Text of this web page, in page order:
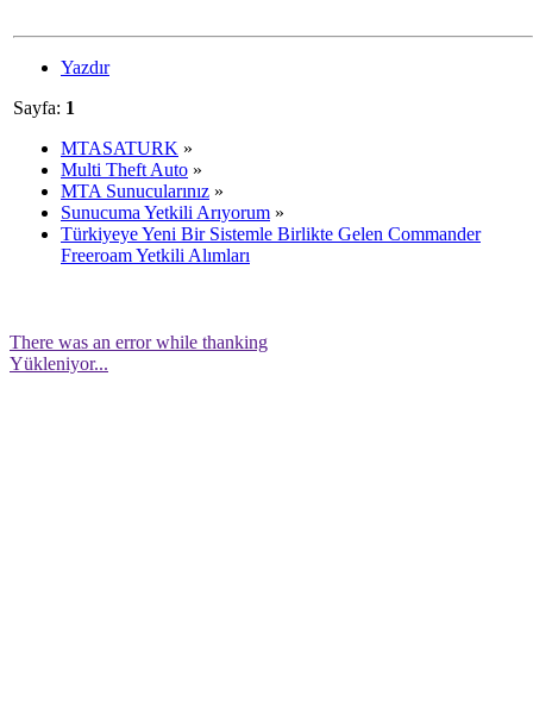
Yazdır
Sayfa: 1
MTASATURK »
Multi Theft Auto »
MTA Sunucularınız »
Sunucuma Yetkili Arıyorum »
Türkiyeye Yeni Bir Sistemle Birlikte Gelen Commander
Freeroam Yetkili Alımları
There was an error while thanking
Yükleniyor...